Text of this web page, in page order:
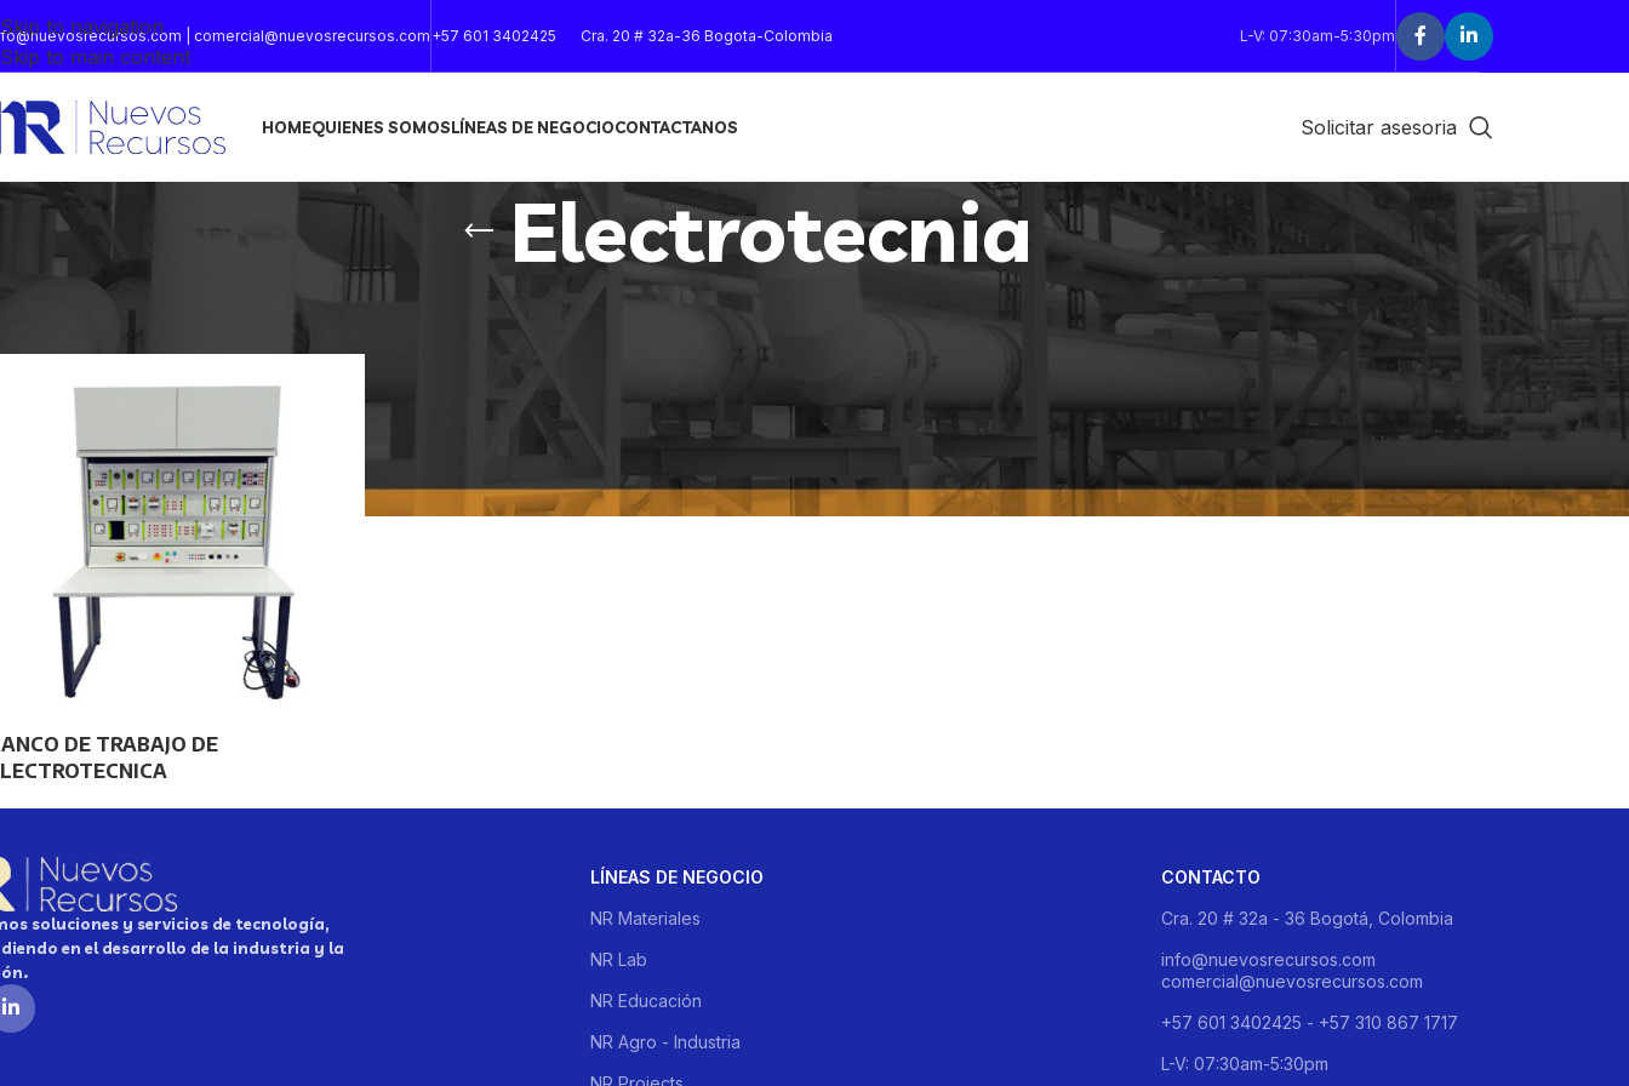
Skip to navigation
Skip to main content
| comercial@nuevosrecursos.com +57 601 3402425 Cra. 20 # 32a-36 Bogota-Colombia L-V: 07:30am-5:30pm
HOMEQUIENES SOMOSLÍNEAS DE NEGOCIOCONTACTANOS Solicitar asesoria
Electrotecnia
18
DE TRABAJO DE
soluciones y servicios de tecnología,
en el desarrollo de la industria y la
LÍNEAS DE NEGOCIO
NR Materiales
NR Lab
NR Educación
NR Agro - Industria
CONTACTO
Cra. 20 # 32a - 36 Bogotá, Colombia
info@nuevosrecursos.com
comercial@nuevosrecursos.com
+57 601 3402425 - +57 310 867 1717
L-V: 07:30am-5:30pm